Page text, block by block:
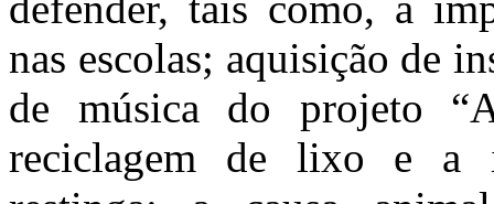
nas escolas; aquisição de
de música do projeto
reciclagem de lixo e a